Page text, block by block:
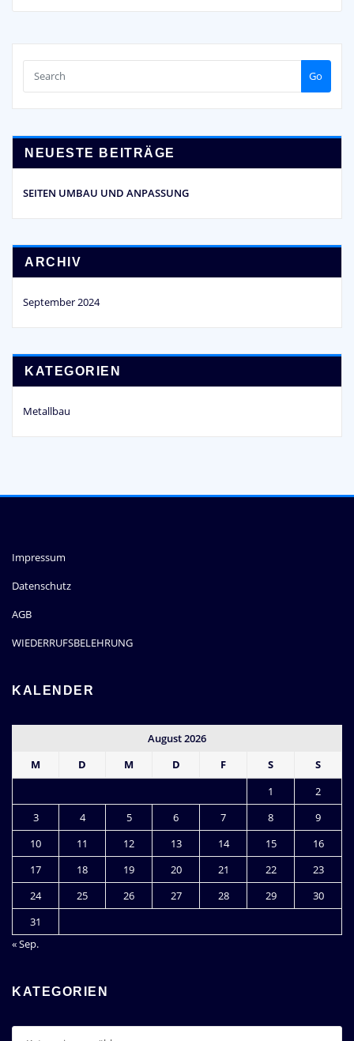
Go
NEUESTE BEITRÄGE
SEITEN UMBAU UND ANPASSUNG
ARCHIV
September 2024
KATEGORIEN
Metallbau
Impressum
Datenschutz
AGB
WIEDERRUFSBELEHRUNG
KALENDER
August 2026
M
D M D F S
S
1
2
3
4 5 6 7 8
9
10
11 12 13 14 15
16
17
18 19 20 21 22
23
24
25 26 27 28 29
30
31
« Sep.
KATEGORIEN